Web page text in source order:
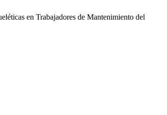
en Trabajadores de Mantenimiento del